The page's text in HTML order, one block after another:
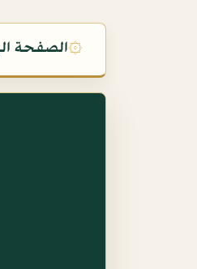
۞الصفحة